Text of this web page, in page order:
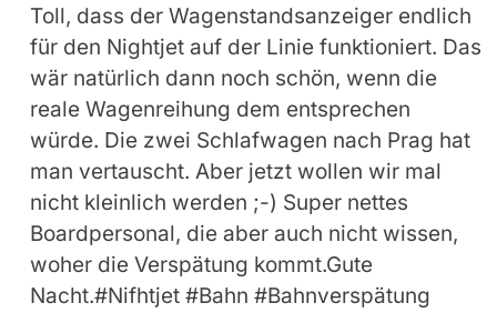
Toll, dass der Wagenstandsanzeiger endlich
für den Nightjet auf der Linie funktioniert. Das
wär natürlich dann noch schön, wenn die
reale Wagenreihung dem entsprechen
würde. Die zwei Schlafwagen nach Prag hat
man vertauscht. Aber jetzt wollen wir mal
nicht kleinlich werden ;-) Super nettes
Boardpersonal, die aber auch nicht wissen,
woher die Verspätung kommt.Gute
Nacht.#Nifhtjet #Bahn #Bahnverspätung